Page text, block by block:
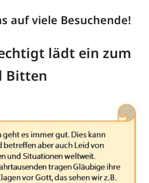
auf viele Besuchende!
lädt ein zum
Bitten